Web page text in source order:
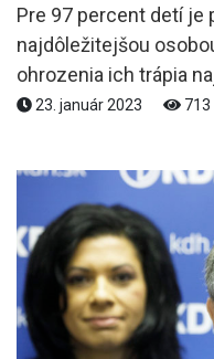
Pre 97 percent detí je
najdôležitejšou
ohrozenia ich trápia
23. január 2023 713